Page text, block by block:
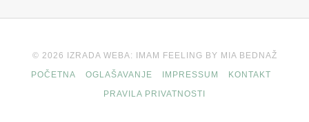
© 2026 IZRADA WEBA: IMAM FEELING BY MIA BEDNAŽ
POČETNA
OGLAŠAVANJE IMPRESSUM
KONTAKT
PRAVILA PRIVATNOSTI